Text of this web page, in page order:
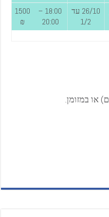
26/10 עד
1/2
18:00
–
20:00
1500
₪